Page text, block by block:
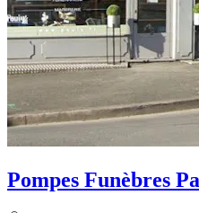
Pompes Funèbres